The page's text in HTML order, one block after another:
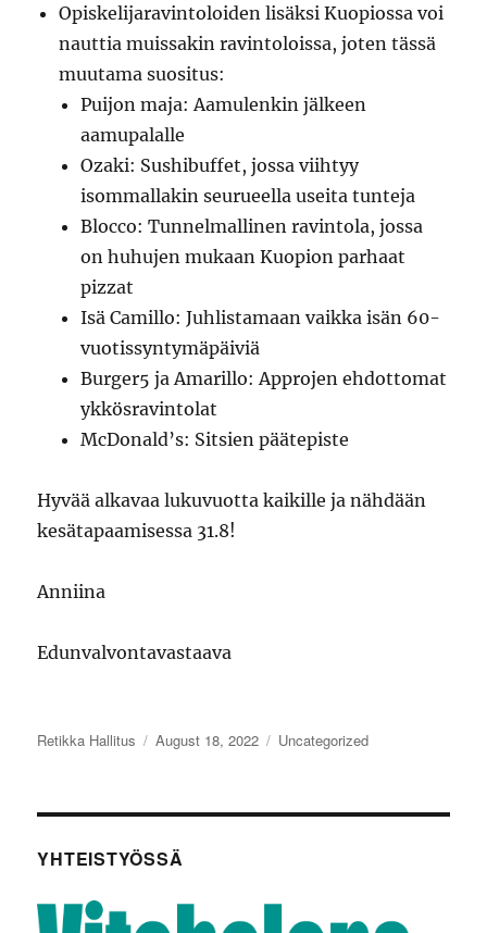
Opiskelijaravintoloiden lisäksi Kuopiossa voi
nauttia muissakin ravintoloissa, joten tässä
muutama suositus:
Puijon maja: Aamulenkin jälkeen
aamupalalle
Ozaki: Sushibuffet, jossa viihtyy
isommallakin seurueella useita tunteja
Blocco: Tunnelmallinen ravintola, jossa
on huhujen mukaan Kuopion parhaat
pizzat
Isä Camillo: Juhlistamaan vaikka isän 60-
vuotissyntymäpäiviä
Burger5 ja Amarillo: Approjen ehdottomat
ykkösravintolat
McDonald’s: Sitsien päätepiste
Hyvää alkavaa lukuvuotta kaikille ja nähdään
kesätapaamisessa 31.8!
Anniina
Edunvalvontavastaava
Author
Retikka Hallitus
Posted
August 18, 2022 Categories
Uncategorized
YHTEISTYÖSSÄ